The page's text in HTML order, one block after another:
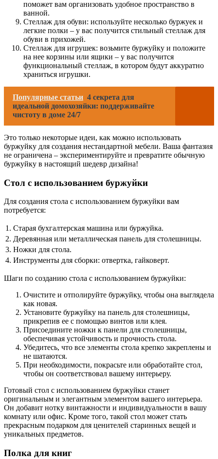
поможет вам организовать удобное пространство в
ванной.
Стеллаж для обуви: используйте несколько буржуек и
легкие полки – у вас получится стильный стеллаж для
обуви в прихожей.
Стеллаж для игрушек: возьмите буржуйку и положите
на нее корзины или ящики – у вас получится
функциональный стеллаж, в котором будут аккуратно
храниться игрушки.
Популярные статьи 4 секрета для
идеальной домохозяйки: поддерживайте
чистоту в доме 24/7
Это только некоторые идеи, как можно использовать
буржуйку для создания нестандартной мебели. Ваша фантазия
не ограничена – экспериментируйте и превратите обычную
буржуйку в настоящий шедевр дизайна!
Стол с использованием буржуйки
Для создания стола с использованием буржуйки вам
потребуется:
1. Старая бухгалтерская машина или буржуйка.
2. Деревянная или металлическая панель для столешницы.
3. Ножки для стола.
4. Инструменты для сборки: отвертка, гайковерт.
Шаги по созданию стола с использованием буржуйки:
Очистите и отполируйте буржуйку, чтобы она выглядела
как новая.
Установите буржуйку на панель для столешницы,
прикрепив ее с помощью винтов или клея.
Присоедините ножки к панели для столешницы,
обеспечивая устойчивость и прочность стола.
Убедитесь, что все элементы стола крепко закреплены и
не шатаются.
При необходимости, покрасьте или обработайте стол,
чтобы он соответствовал вашему интерьеру.
Готовый стол с использованием буржуйки станет
оригинальным и элегантным элементом вашего интерьера.
Он добавит нотку винтажности и индивидуальности в вашу
комнату или офис. Кроме того, такой стол может стать
прекрасным подарком для ценителей старинных вещей и
уникальных предметов.
Полка для книг